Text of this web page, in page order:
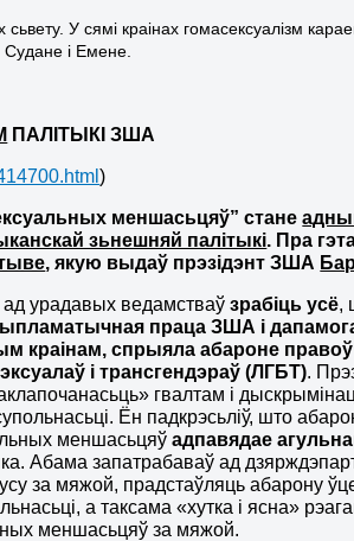
У сямі краінах гомасексуалізм
Судане і Емене.
ПАЛІТЫКІ ЗША
)
ксуальных меншасьцяў” стане
зьнешняй палітыкі. Пра
, якую выдаў прэзідэнт ЗША
ад урадавых ведамстваўзрабіць усё,
праца ЗША і
краінам, спрыяла абароне правоў
і трансгендэраў (ЛГБТ).
гвалтам і
Ён падкрэсьліў, што
меншасьцяўадпавядае
Абама запатрабаваў ад
за мяжой, прадстаўляць абарону
а таксама «хутка і ясна»
меншасьцяў за мяжой.